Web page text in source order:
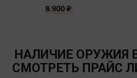
8 900 ₽
НАЛИЧИЕ ОРУЖИЯ
СМОТРЕТЬ ПРАЙС